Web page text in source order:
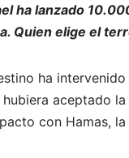
ha lanzado
Quien elige el
ha
aceptado
con Hamas,